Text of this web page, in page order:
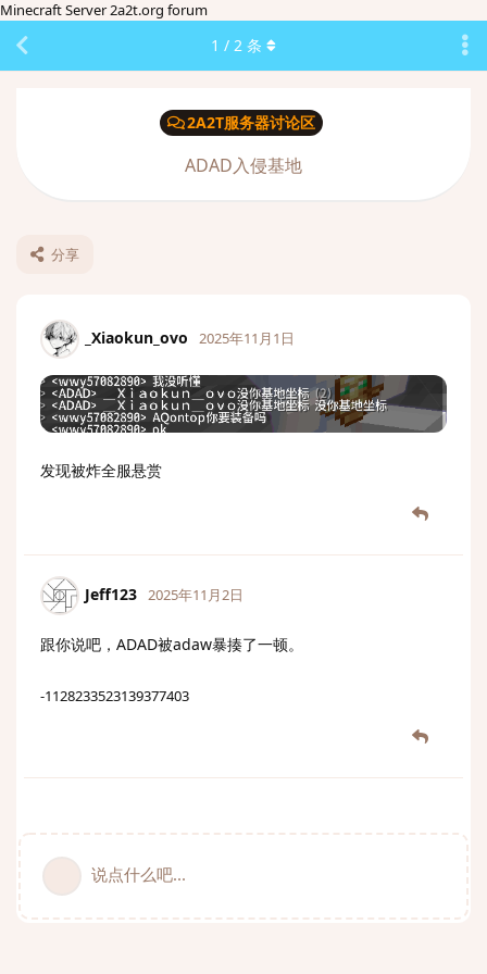
Minecraft Server 2a2t.org forum
2A2T服务器讨论区
ADAD入侵基地
分享
1 / 2 条
_Xiaokun_ovo 2025年11月1日
发现被炸全服悬赏
Jeff123 2025年11月2日
跟你说吧，ADAD被adaw暴揍了一顿。
-1128233523139377403
说点什么吧...